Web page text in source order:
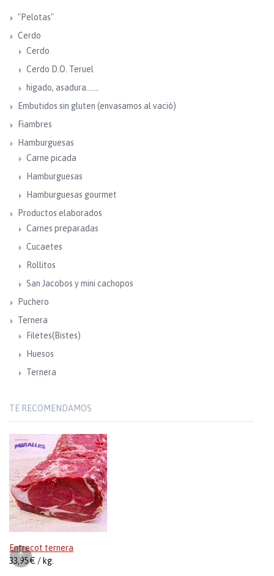
"Pelotas"
Cerdo
Cerdo
Cerdo D.O. Teruel
higado, asadura.......
Embutidos sin gluten (envasamos al vació)
Fiambres
Hamburguesas
Carne picada
Hamburguesas
Hamburguesas gourmet
Productos elaborados
Carnes preparadas
Cucaetes
Rollitos
San Jacobos y mini cachopos
Puchero
Ternera
Filetes(Bistes)
Huesos
Ternera
TE RECOMENDAMOS
Entrecot ternera
33,95 € / kg.